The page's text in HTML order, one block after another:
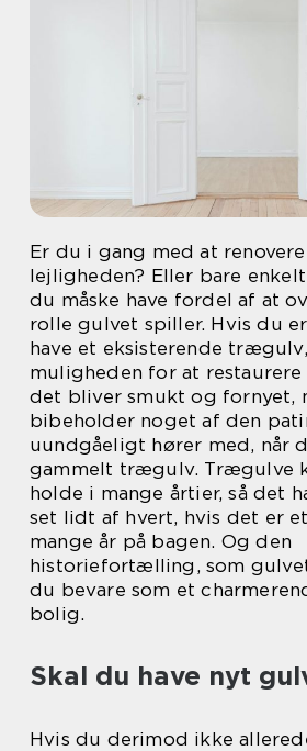
Er du i gang med at
lejligheden? Eller bare
du måske have fordel af at
rolle gulvet spiller. Hvis du
have et eksisterende
muligheden for at restaurere
det bliver smukt og fornyet,
bibeholder noget af den
uundgåeligt hører med, når
gammelt trægulv. Trægulve
holde i mange årtier, så det
set lidt af hvert, hvis det er
mange år på bagen. Og den
historiefortælling, som
du bevare som et
bolig.
Skal du have nyt
Hvis du derimod ikke